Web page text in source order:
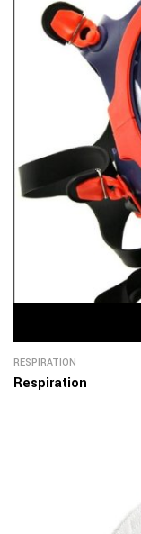
RESPIRATION
Respiration